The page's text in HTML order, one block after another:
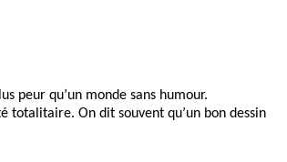
peur qu’un monde sans humour.
totalitaire. On dit souvent qu’un bon dessin